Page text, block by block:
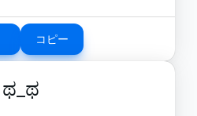
コピー
ಥ_ಥ